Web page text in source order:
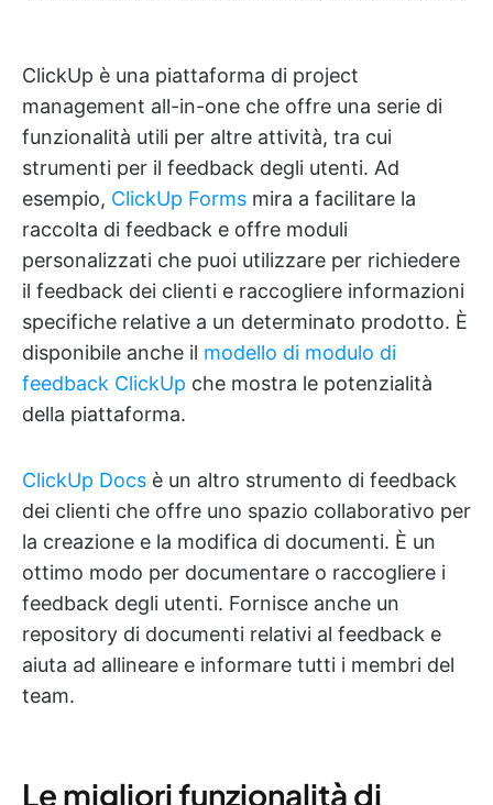
ClickUp è una piattaforma di project
management all-in-one che offre una serie di
funzionalità utili per altre attività, tra cui
strumenti per il feedback degli utenti. Ad
esempio, ClickUp Forms mira a facilitare la
raccolta di feedback e offre moduli
personalizzati che puoi utilizzare per richiedere
il feedback dei clienti e raccogliere informazioni
specifiche relative a un determinato prodotto. È
disponibile anche il modello di modulo di
feedback ClickUp che mostra le potenzialità
della piattaforma.
ClickUp Docs è un altro strumento di feedback
dei clienti che offre uno spazio collaborativo per
la creazione e la modifica di documenti. È un
ottimo modo per documentare o raccogliere i
feedback degli utenti. Fornisce anche un
repository di documenti relativi al feedback e
aiuta ad allineare e informare tutti i membri del
team.
Le migliori funzionalità di